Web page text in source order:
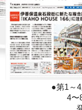
●第1～
4〜